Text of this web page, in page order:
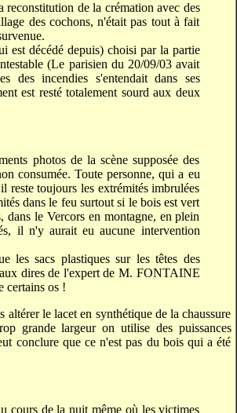
de la crémation avec des
des cochons, n'était pas tout à fait
décédé depuis) choisi par la partie
(Le parisien du 20/09/03 avait
des incendies s'entendait dans ses
est resté totalement sourd aux deux
photos de la scène supposée des
consumée. Toute personne, qui a eu
reste toujours les extrémités imbrulées
dans le feu surtout si le bois est vert
dans le Vercors en montagne, en plein
il n'y aurait eu aucune intervention
sacs plastiques sur les têtes des
dires de l'expert de M. FONTAINE
certains os !
le lacet en synthétique de la chaussure
grande largeur on utilise des puissances
conclure que ce n'est pas du bois qui a été
cours de la nuit même où les victimes